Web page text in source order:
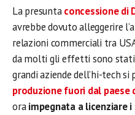
La presuntaconcessione di
avrebbe dovuto alleggerire
relazioni commerciali tra
da molti gli effetti sono
grandi aziende dell’hi-tech si
produzione fuori dal paese
oraimpegnata a licenziare